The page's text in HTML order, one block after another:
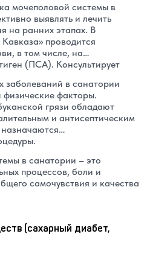
мочеполовой системы в
выявлять и лечить
на ранних этапах. В
проводится
в том числе, на
(ПСА). Консультирует
заболеваний в санатории
физические факторы.
грязи обладают
и антисептическим
в санатории – это
процессов, боли и
самочувствия и качества
(сахарный диабет,